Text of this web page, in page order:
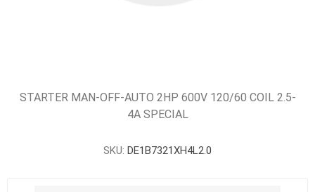
STARTER MAN-OFF-AUTO 2HP 600V 120/60 COIL 2.5-
4A SPECIAL
SKU: DE1B7321XH4L2.0